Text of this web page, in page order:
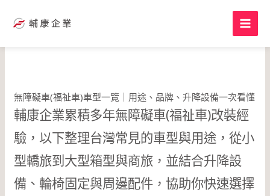
無障礙車(福祉車)車型一覽｜用途、品牌、升降設備一次看懂
輔康企業累積多年無障礙車(福祉車)改裝經
驗，以下整理台灣常見的車型與用途，從小
型轎旅到大型箱型與商旅，並結合升降設
備、輪椅固定與周邊配件，協助你快速選擇